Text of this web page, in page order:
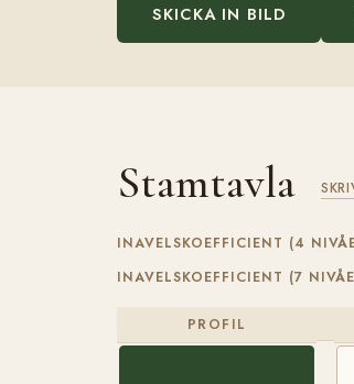
SKICKA IN BILD
Stamtavla
INAVELSKOEFFICIENT (4
INAVELSKOEFFICIENT (7
PROFIL